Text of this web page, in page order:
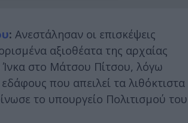
: Ανεστάλησαν οι επισκέψεις
αξιοθέατα της αρχαίας
στο Μάτσου Πίτσου, λόγω
που απειλεί τα λιθόκτιστα
το υπουργείο Πολιτισμού του